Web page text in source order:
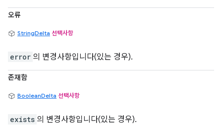
오류
StringDelta 선택사항
error 의 변경사항입니다(있는 경우).
존재함
BooleanDelta 선택사항
exists 의 변경사항입니다(있는 경우).